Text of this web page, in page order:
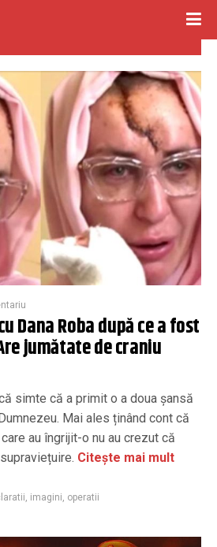
Dana Roba după ce a fost
jumătate de craniu
simte că a primit o a doua șansă
Mai ales ținând cont că
au îngrijit-o nu au crezut că
Citește mai mult
, imagini, operatii